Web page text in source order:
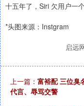
十五年了，Siri 欠用户一个
*头图来源：Instgram
启远
上一篇： 富裕配 三位臭
代言、辱骂交警